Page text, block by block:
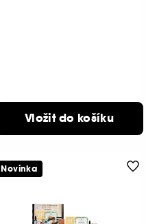
Vložit do košíku
Novinka